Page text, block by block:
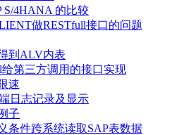
S/4HANA 的比较
做RESTfull接口的问题
到ALV内表
给第三方调用的接口实现
速
日志记录及显示
子
条件跨系统读取SAP表数据